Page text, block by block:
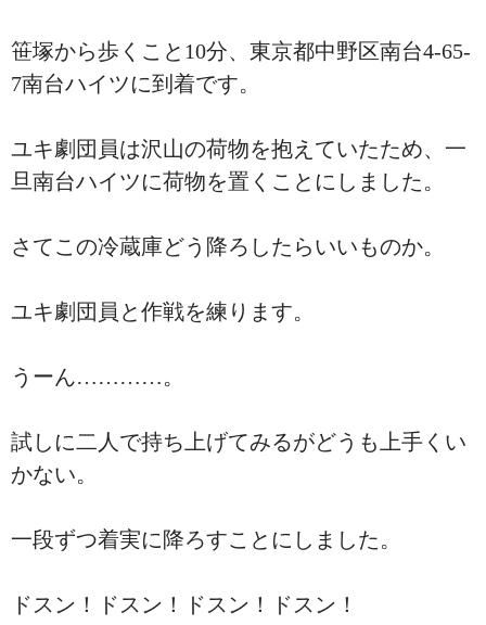
笹塚から歩くこと10分、東京都中野区南台4-65-
7南台ハイツに到着です。
ユキ劇団員は沢山の荷物を抱えていたため、一
旦南台ハイツに荷物を置くことにしました。
さてこの冷蔵庫どう降ろしたらいいものか。
ユキ劇団員と作戦を練ります。
うーん…………。
試しに二人で持ち上げてみるがどうも上手くい
かない。
一段ずつ着実に降ろすことにしました。
ドスン！ドスン！ドスン！ドスン！